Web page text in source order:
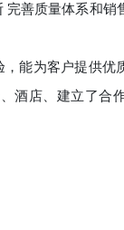
善质量体系和销
能为客户提供优
酒店、建立了合